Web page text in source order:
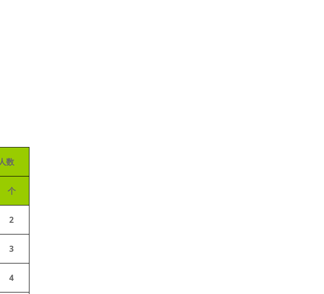
数
个
2
3
4